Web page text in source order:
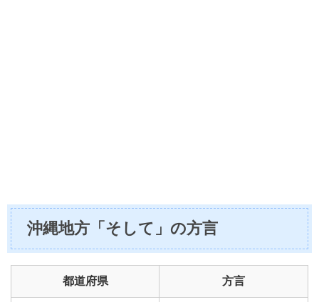
沖縄地方「そして」の方言
都道府県 方言